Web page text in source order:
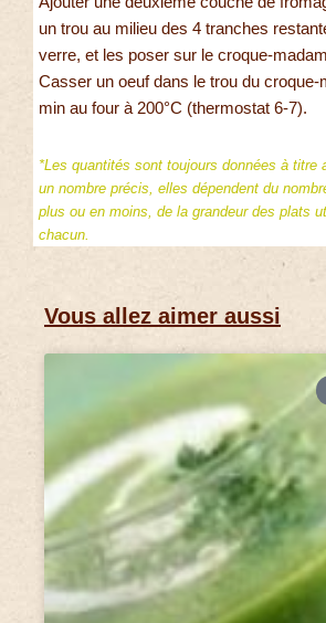
un trou au milieu des 4 tranches
verre, et les poser sur le croque-
Casser un oeuf dans le trou du croque-
min au four à 200°C (thermostat 6-7).
*Les quantités sont toujours données à titre
un nombre précis, elles dépendent du
plus ou en moins, de la grandeur des plats
chacun.
Vous allez aimer aussi